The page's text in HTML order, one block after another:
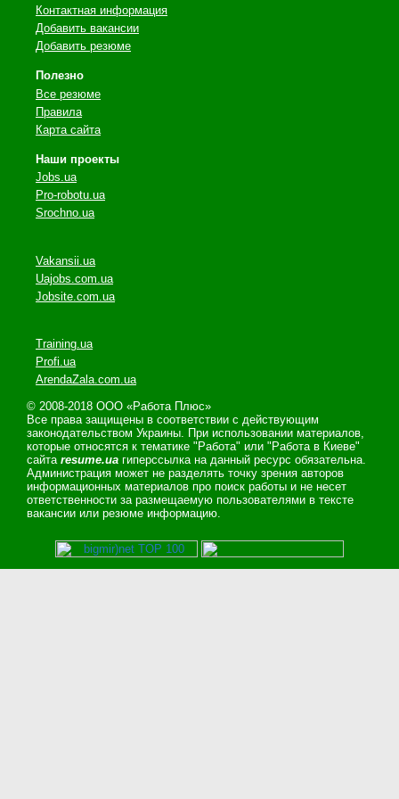
Контактная информация
Добавить вакансии
Добавить резюме
Полезно
Все резюме
Правила
Карта сайта
Наши проекты
Jobs.ua
Pro-robotu.ua
Srochno.ua
Vakansii.ua
Uajobs.com.ua
Jobsite.com.ua
Training.ua
Profi.ua
ArendaZala.com.ua
© 2008-2018 ООО «Работа Плюс»
Все права защищены в соответствии с действующим
законодательством Украины. При использовании материалов,
которые относятся к тематике "Работа" или "Работа в Киеве"
сайта resume.ua гиперссылка на данный ресурс обязательна.
Администрация может не разделять точку зрения авторов
информационных материалов про поиск работы и не несет
ответственности за размещаемую пользователями в тексте
вакансии или резюме информацию.